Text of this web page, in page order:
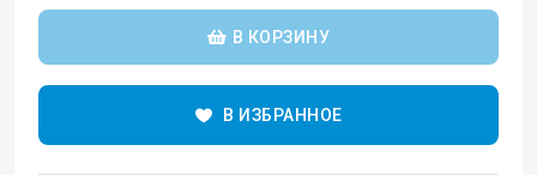
В КОРЗИНУ
В ИЗБРАННОЕ